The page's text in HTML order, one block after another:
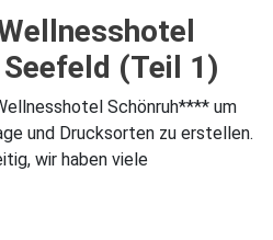
(Teil 1)
Schönruh**** um
und Drucksorten zu erstellen.
wir haben viele